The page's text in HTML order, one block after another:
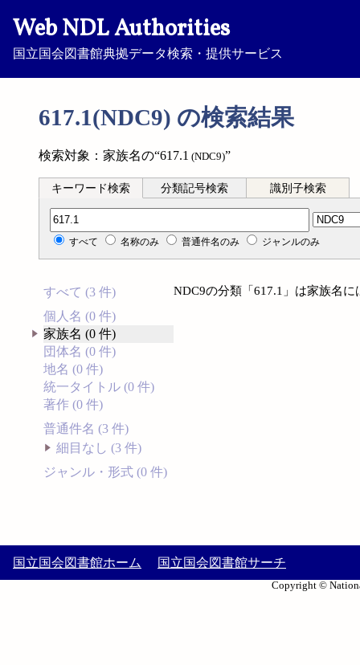
Web NDL Authorities
国立国会図書館典拠データ検索・提供サービス
617.1(NDC9) の検索結果
検索対象：家族名の“617.1 (NDC9)”
キーワード検索 分類記号検索 識別子検索
分類記号検索
すべて 名称のみ 普通件名のみ ジャンルのみ
すべて (3 件)
個人名 (0 件)
家族名 (0 件)
団体名 (0 件)
地名 (0 件)
統一タイトル (0 件)
著作 (0 件)
普通件名 (3 件)
細目なし (3 件)
ジャンル・形式 (0 件)
NDC9の分類「617.1」は家族名
国立国会図書館ホーム 国立国会図書館サーチ
Copyright ©